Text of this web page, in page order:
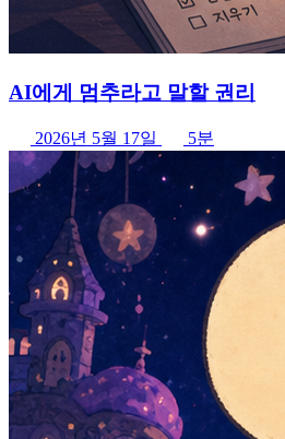
AI에게 멈추라고 말할 권리
2026년 5월 17일 5분